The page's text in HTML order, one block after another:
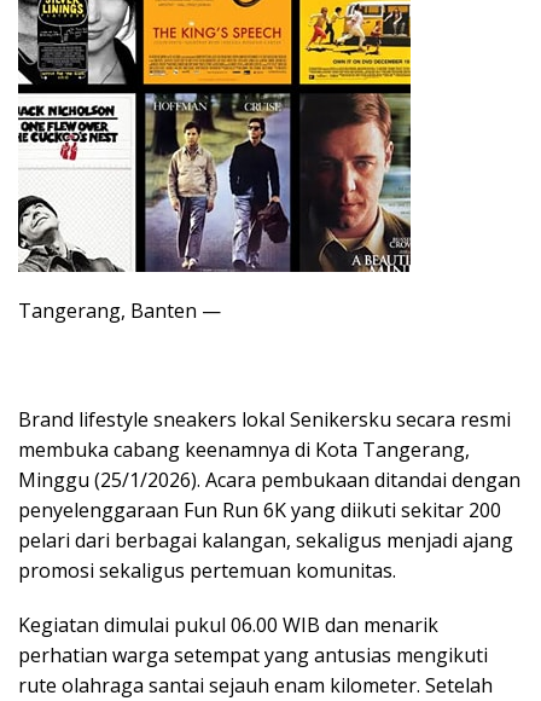
Tangerang, Banten —
Brand lifestyle sneakers lokal Senikersku secara resmi
membuka cabang keenamnya di Kota Tangerang,
Minggu (25/1/2026). Acara pembukaan ditandai dengan
penyelenggaraan Fun Run 6K yang diikuti sekitar 200
pelari dari berbagai kalangan, sekaligus menjadi ajang
promosi sekaligus pertemuan komunitas.
Kegiatan dimulai pukul 06.00 WIB dan menarik
perhatian warga setempat yang antusias mengikuti
rute olahraga santai sejauh enam kilometer. Setelah